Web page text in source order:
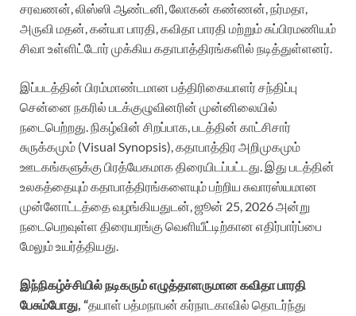
சரவணன், லிஸ்ஸி ஆண்டனி, லோகன் கண்ணன், நர்மதா,
அருவி மதன், கன்யா பாரதி, கவிதா பாரதி மற்றும் சுப்பிரமணியம்
சிவா உள்ளிட்டோர் முக்கிய கதாபாத்திரங்களில் நடித்துள்ளனர்.
இப்படத்தின் பிரம்மாண்டமான பத்திரிகையாளர் சந்திப்பு
சென்னை நகரில் படக்குழுவினரின் முன்னிலையில்
நடைபெற்றது. நிகழ்வின் சிறப்பாக, படத்தின் காட்சிசார்
சுருக்கமும் (Visual Synopsis), கதாபாத்திர அறிமுகமும்
ஊடகங்களுக்கு பிரத்யேகமாக திரையிடப்பட்டது. இது படத்தின்
உலகத்தையும் கதாபாத்திரங்களையும் பற்றிய சுவாரஸ்யமான
முன்னோட்டத்தை வழங்கியதுடன், ஜூன் 25, 2026 அன்று
நடைபெறவுள்ள திரையரங்கு வெளியீட்டிற்கான எதிர்பார்ப்பை
மேலும் உயர்த்தியது.
இந்நிகழ்ச்சியில் நடிகரும் எழுத்தாளருமான கவிதா பாரதி
பேசும்போது, “தயாள் பத்மநாபன் கர்நாடகாவில் தொடர்ந்து